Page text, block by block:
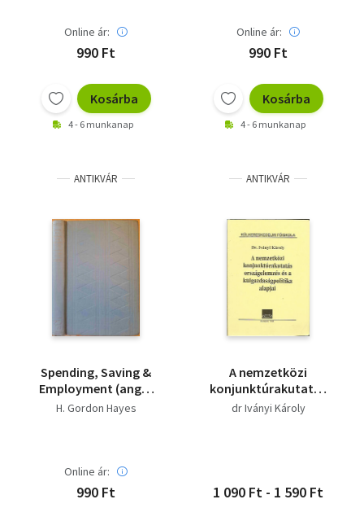
Online ár:
990 Ft
Kosárba
4 - 6 munkanap
Online ár:
990 Ft
Kosárba
4 - 6 munkanap
ANTIKVÁR
Spending, Saving &
Employment (angol
közgazdaságtan)
H. Gordon Hayes
Online ár:
990 Ft
ANTIKVÁR
A nemzetközi
konjunktúrakutatás
országelemzés és a
dr Iványi Károly
1 090 Ft - 1 590 Ft